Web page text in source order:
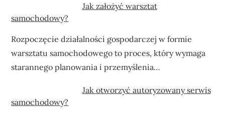
Jak założyć warsztat
samochodowy?
Rozpoczęcie działalności gospodarczej w formie
warsztatu samochodowego to proces, który wymaga
starannego planowania i przemyślenia…
Jak otworzyć autoryzowany serwis
samochodowy?